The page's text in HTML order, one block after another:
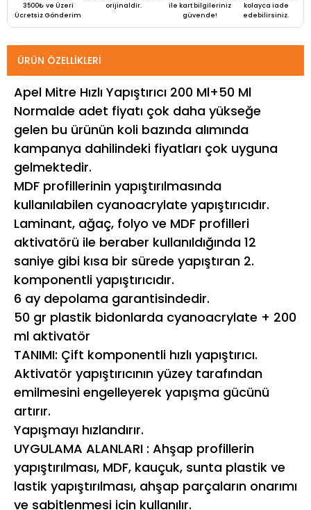
3500₺ ve Üzeri
Ücretsiz Gönderim
orijinaldir.
ile kart bilgileriniz
güvende!
kolayca iade
edebilirsiniz.
ÜRÜN ÖZELLIKLERI
Apel Mitre Hızlı Yapıştırıcı 200 Ml+50 Ml
Normalde adet fiyatı çok daha yükseğe
gelen bu ürünün koli bazında alımında
kampanya dahilindeki fiyatları çok uyguna
gelmektedir.
MDF profillerinin yapıştırılmasında
kullanılabilen cyanoacrylate yapıştırıcıdır.
Laminant, ağaç, folyo ve MDF profilleri
aktivatörü ile beraber kullanıldığında 12
saniye gibi kısa bir sürede yapıştıran 2.
komponentli yapıştırıcıdır.
6 ay depolama garantisindedir.
50 gr plastik bidonlarda cyanoacrylate + 200
ml aktivatör
TANIMI: Çift komponentli hızlı yapıştırıcı.
Aktivatör yapıştırıcının yüzey tarafından
emilmesini engelleyerek yapışma gücünü
artırır.
Yapışmayı hızlandırır.
UYGULAMA ALANLARI : Ahşap profillerin
yapıştırılması, MDF, kauçuk, sunta plastik ve
lastik yapıştırılması, ahşap parçaların onarımı
ve sabitlenmesi için kullanılır.